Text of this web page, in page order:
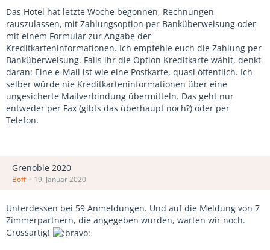
Das Hotel hat letzte Woche begonnen, Rechnungen
rauszulassen, mit Zahlungsoption per Banküberweisung oder
mit einem Formular zur Angabe der
Kreditkarteninformationen. Ich empfehle euch die Zahlung per
Banküberweisung. Falls ihr die Option Kreditkarte wählt, denkt
daran: Eine e-Mail ist wie eine Postkarte, quasi öffentlich. Ich
selber würde nie Kreditkarteninformationen über eine
ungesicherte Mailverbindung übermitteln. Das geht nur
entweder per Fax (gibts das überhaupt noch?) oder per
Telefon.
Grenoble 2020
Boff 19. Januar 2020
Unterdessen bei 59 Anmeldungen. Und auf die Meldung von 7
Zimmerpartnern, die angegeben wurden, warten wir noch.
Grossartig!